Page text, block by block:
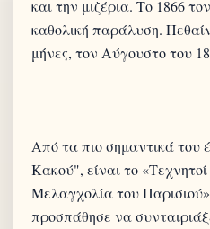
και την μιζέρια. Το 1866
καθολική παράλυση.
Από τα πιο σημαντικά του
Κακού", είναι το
Μελαγχολία του
προσπάθησε να